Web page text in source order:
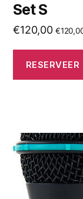
Set S
€120,00 €
RESERVEER